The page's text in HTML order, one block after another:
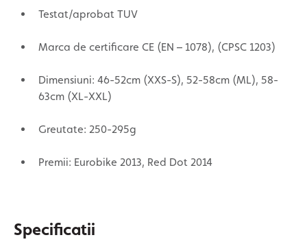
Testat/aprobat TUV
Marca de certificare CE (EN – 1078), (CPSC 1203)
Dimensiuni: 46-52cm (XXS-S), 52-58cm (ML), 58-
63cm (XL-XXL)
Greutate: 250-295g
Premii: Eurobike 2013, Red Dot 2014
Specificatii